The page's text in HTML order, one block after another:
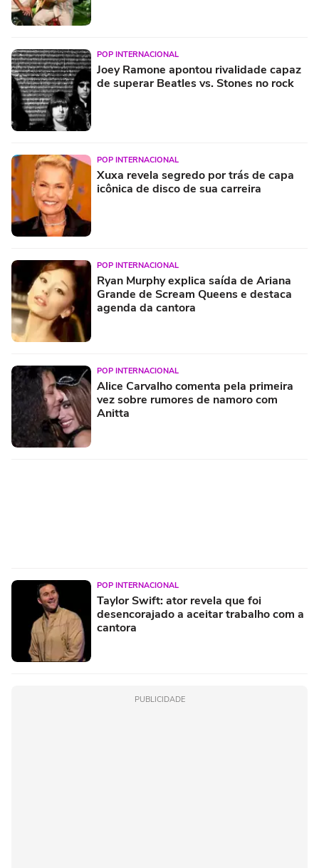
POP INTERNACIONAL
Joey Ramone apontou rivalidade capaz
de superar Beatles vs. Stones no rock
POP INTERNACIONAL
Xuxa revela segredo por trás de capa
icônica de disco de sua carreira
POP INTERNACIONAL
Ryan Murphy explica saída de Ariana
Grande de Scream Queens e destaca
agenda da cantora
POP INTERNACIONAL
Alice Carvalho comenta pela primeira
vez sobre rumores de namoro com
Anitta
POP INTERNACIONAL
Taylor Swift: ator revela que foi
desencorajado a aceitar trabalho com a
cantora
PUBLICIDADE